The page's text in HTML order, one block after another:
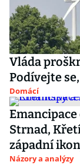
Vláda
Podívejte
Domácí
Strnad,
západní
Názory a analýzy